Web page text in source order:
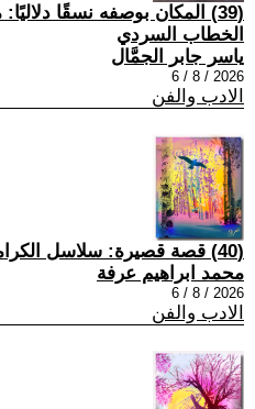
(39) المكان بوصفه نسقًا
الخطاب السردي
ياسر جابر الجمَّال
2026 / 8 / 6
الادب والفن
(40) قصة قصيرة: سلاسل الكرامة
محمد ابراهيم عرفة
2026 / 8 / 6
الادب والفن